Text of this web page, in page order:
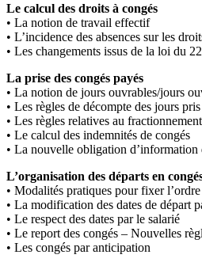
Le calcul des droits à congés
• La notion de travail effectif
• L’incidence des absences sur les
• Les changements issus de la loi du
La prise des congés payés
• La notion de jours ouvrables/jours
• Les règles de décompte des jours pris
• Les règles relatives au fractionnement
• Le calcul des indemnités de congés
• La nouvelle obligation d’information
L’organisation des départs en
• Modalités pratiques pour fixer l’ordre
• La modification des dates de départ
• Le respect des dates par le salarié
• Le report des congés – Nouvelles
• Les congés par anticipation